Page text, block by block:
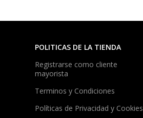
POLITICAS DE LA TIENDA
Registrarse como cliente
mayorista
Terminos y Condiciones
Políticas de Privacidad y Cookies